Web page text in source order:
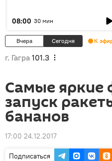
08:00 30 мин
Вчера Сегодня К
г. Гагра 101.3
Самые яркие
запуск
бананов
17:00 24.12.2017
Подписаться